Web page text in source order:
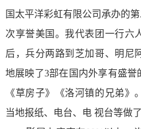
国太平洋彩虹有限公司承办的
次享誉美国。我代表团一行六
后，兵分两路到芝加哥、明尼
地展映了3部在国内外享有盛誉
《草房子》《洛河镇的兄弟》
当地报纸、电台、电 视台等做了